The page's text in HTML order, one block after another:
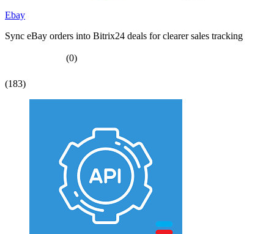
Ebay
Sync eBay orders into Bitrix24 deals for clearer sales tracking
(0)
(183)